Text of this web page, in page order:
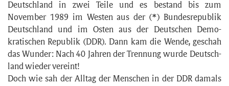
Deutschland in zwei Teile und es bestand bis zum
November 1989 im Westen aus der (*) Bundes­republik
Deutschland und im Osten aus der Deutschen Demo­
kratischen Republik (DDR). Dann kam die Wende, geschah
das Wunder: Nach 40 Jahren der Trennung wurde Deutsch­
land wieder vereint!
Doch wie sah der Alltag der Menschen in der DDR damals